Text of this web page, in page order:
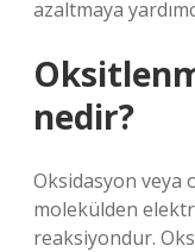
azaltmaya
nedir?
Oksidasyon veya
molekülden
reaksiyondur.